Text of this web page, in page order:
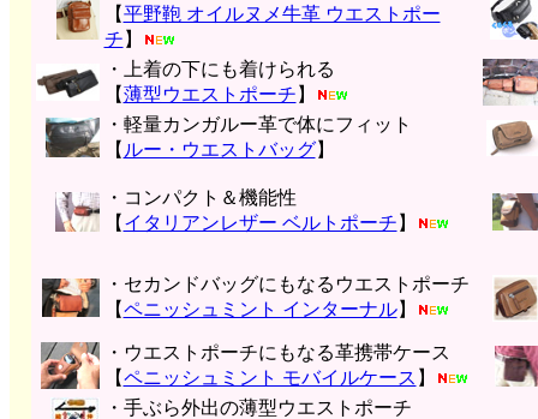
【平野鞄 オイルヌメ牛革 ウエストポー
チ 】
・上着の下にも着けられる
【薄型ウエストポーチ 】
・軽量カンガルー革で体にフィット
【 ルー・ウエストバッグ】
・コンパクト＆機能性
【 イタリアンレザー ベルトポーチ 】
・セカンドバッグにもなるウエストポーチ
【ペニッシュミント インターナル】
・ウエストポーチにもなる革携帯ケース
【ペニッシュミント モバイルケース 】
・手ぶら外出の薄型ウエストポーチ